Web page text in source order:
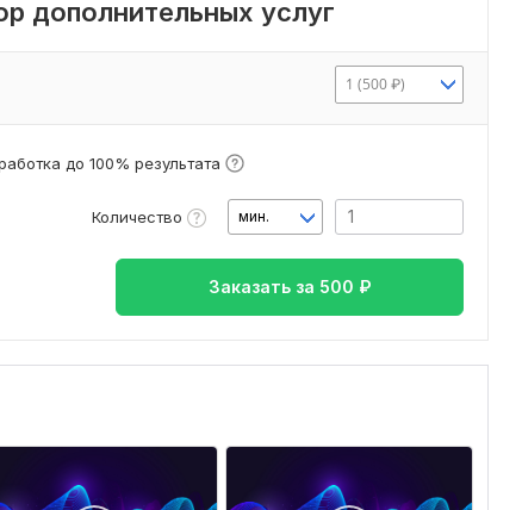
дополнительных услуг
1 (500 ₽)
до 100% результата
Количество мин.
Заказать за 500 ₽